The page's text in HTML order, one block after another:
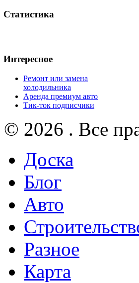
Статистика
Интересное
Ремонт или замена
холодильника
Аренда премиум авто
Тик-ток подписчики
© 2026 . Все
Доска
Блог
Авто
Разное
Карта